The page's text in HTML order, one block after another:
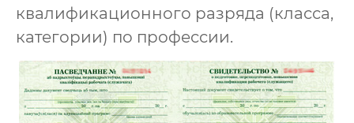
квалификационного разряда (класса,
категории) по профессии.